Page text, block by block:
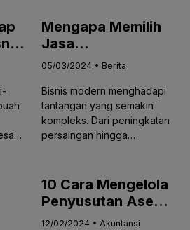
Mengapa Memilih
Jasa
Implementator
yang Kritis bagi
Pertumbuhan
Bisnis
05/03/2024 • Berita
Bisnis modern menghadapi
tantangan yang semakin
kompleks. Dari peningkatan
persaingan hingga
10 Cara Mengelola
Penyusutan Aset
Tetap Secara
12/02/2024 • Akuntansi